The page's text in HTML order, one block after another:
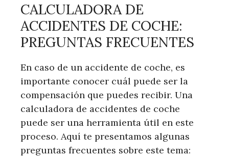
CALCULADORA DE
ACCIDENTES DE COCHE:
PREGUNTAS FRECUENTES
En caso de un accidente de coche, es
importante conocer cuál puede ser la
compensación que puedes recibir. Una
calculadora de accidentes de coche
puede ser una herramienta útil en este
proceso. Aquí te presentamos algunas
preguntas frecuentes sobre este tema: